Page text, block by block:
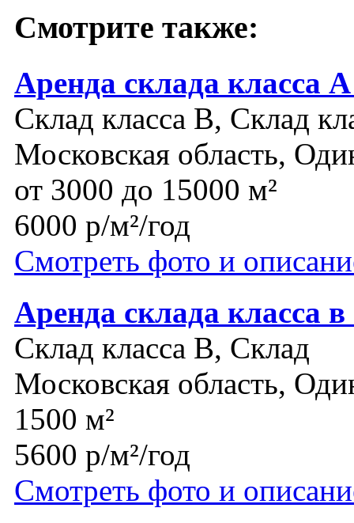
Смотрите также:
Аренда склада класса
Склад класса B, Склад
Московская область,
от 3000 до 15000 м²
6000 р/м²/год
Смотреть фото и
Аренда склада класса
Склад класса B, Склад
Московская область,
1500 м²
5600 р/м²/год
Смотреть фото и